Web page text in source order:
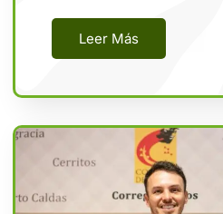
Leer Más